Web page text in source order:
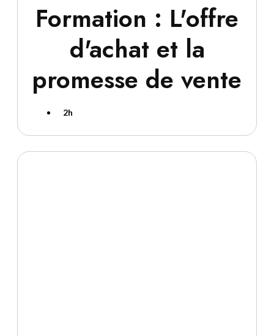
Formation : L'offre
d'achat et la
promesse de vente
2h